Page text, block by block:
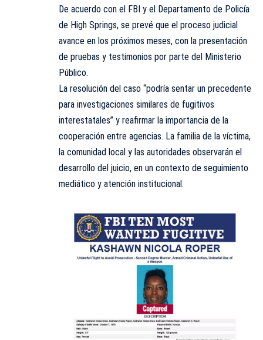
De acuerdo con el FBI y el Departamento de Policía
de High Springs, se prevé que el proceso judicial
avance en los próximos meses, con la presentación
de pruebas y testimonios por parte del Ministerio
Público.
La resolución del caso “podría sentar un precedente
para investigaciones similares de fugitivos
interestatales” y reafirmar la importancia de la
cooperación entre agencias. La familia de la víctima,
la comunidad local y las autoridades observarán el
desarrollo del juicio, en un contexto de seguimiento
mediático y atención institucional.